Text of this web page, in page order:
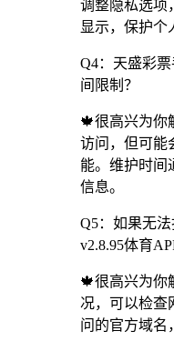
调整隐私选项
显示，保护个
Q4：天盛彩
间限制？
🍁很高兴为你
访问，但可能
能。维护时间
信息。
Q5：如果无
v2.8.95体育
🍁很高兴为你
况，可以检查
问的官方域名